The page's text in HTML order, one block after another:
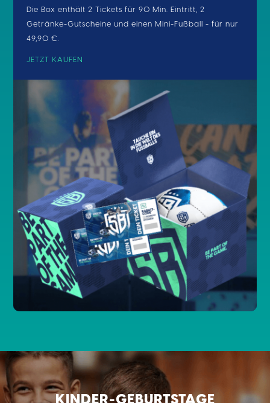
Die Box enthält 2 Tickets für 90 Min. Eintritt, 2
Getränke-Gutscheine und einen Mini-Fußball - für nur
49,90 €.
JETZT KAUFEN
KINDER-GEBURTSTAGE